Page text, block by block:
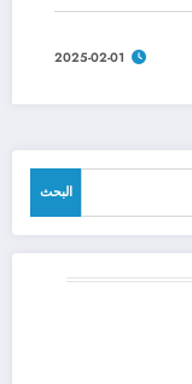
2025-02-01
البحث